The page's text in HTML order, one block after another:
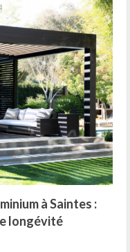
à Saintes :
longévité